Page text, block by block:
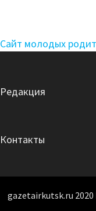
Сайт молодых
Редакция
Контакты
gazetairkutsk.ru 2020